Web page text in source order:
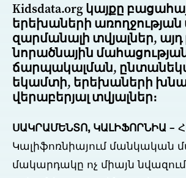
Kidsdata.org կայքը
երեխաների առողջության
զարմանալի տվյալներ, այդ
նորածնային
ճարպակալման,
եկամտի, երեխաների
վերաբերյալ տվյալներ։
ՍԱԿՐԱՄԵՆՏՈ, ԿԱԼԻՖՈՐՆԻԱ –
Կալիֆոռնիայում մանկական
մակարդակը ոչ միայն նվազում